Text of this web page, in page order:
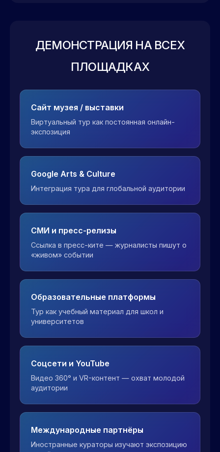
ДЕМОНСТРАЦИЯ НА ВСЕХ
ПЛОЩАДКАХ
Сайт музея / выставки
Виртуальный тур как постоянная онлайн-
экспозиция
Google Arts & Culture
Интеграция тура для глобальной аудитории
СМИ и пресс-релизы
Ссылка в пресс-ките — журналисты пишут о
«живом» событии
Образовательные платформы
Тур как учебный материал для школ и
университетов
Соцсети и YouTube
Видео 360° и VR-контент — охват молодой
аудитории
Международные партнёры
Иностранные кураторы изучают экспозицию